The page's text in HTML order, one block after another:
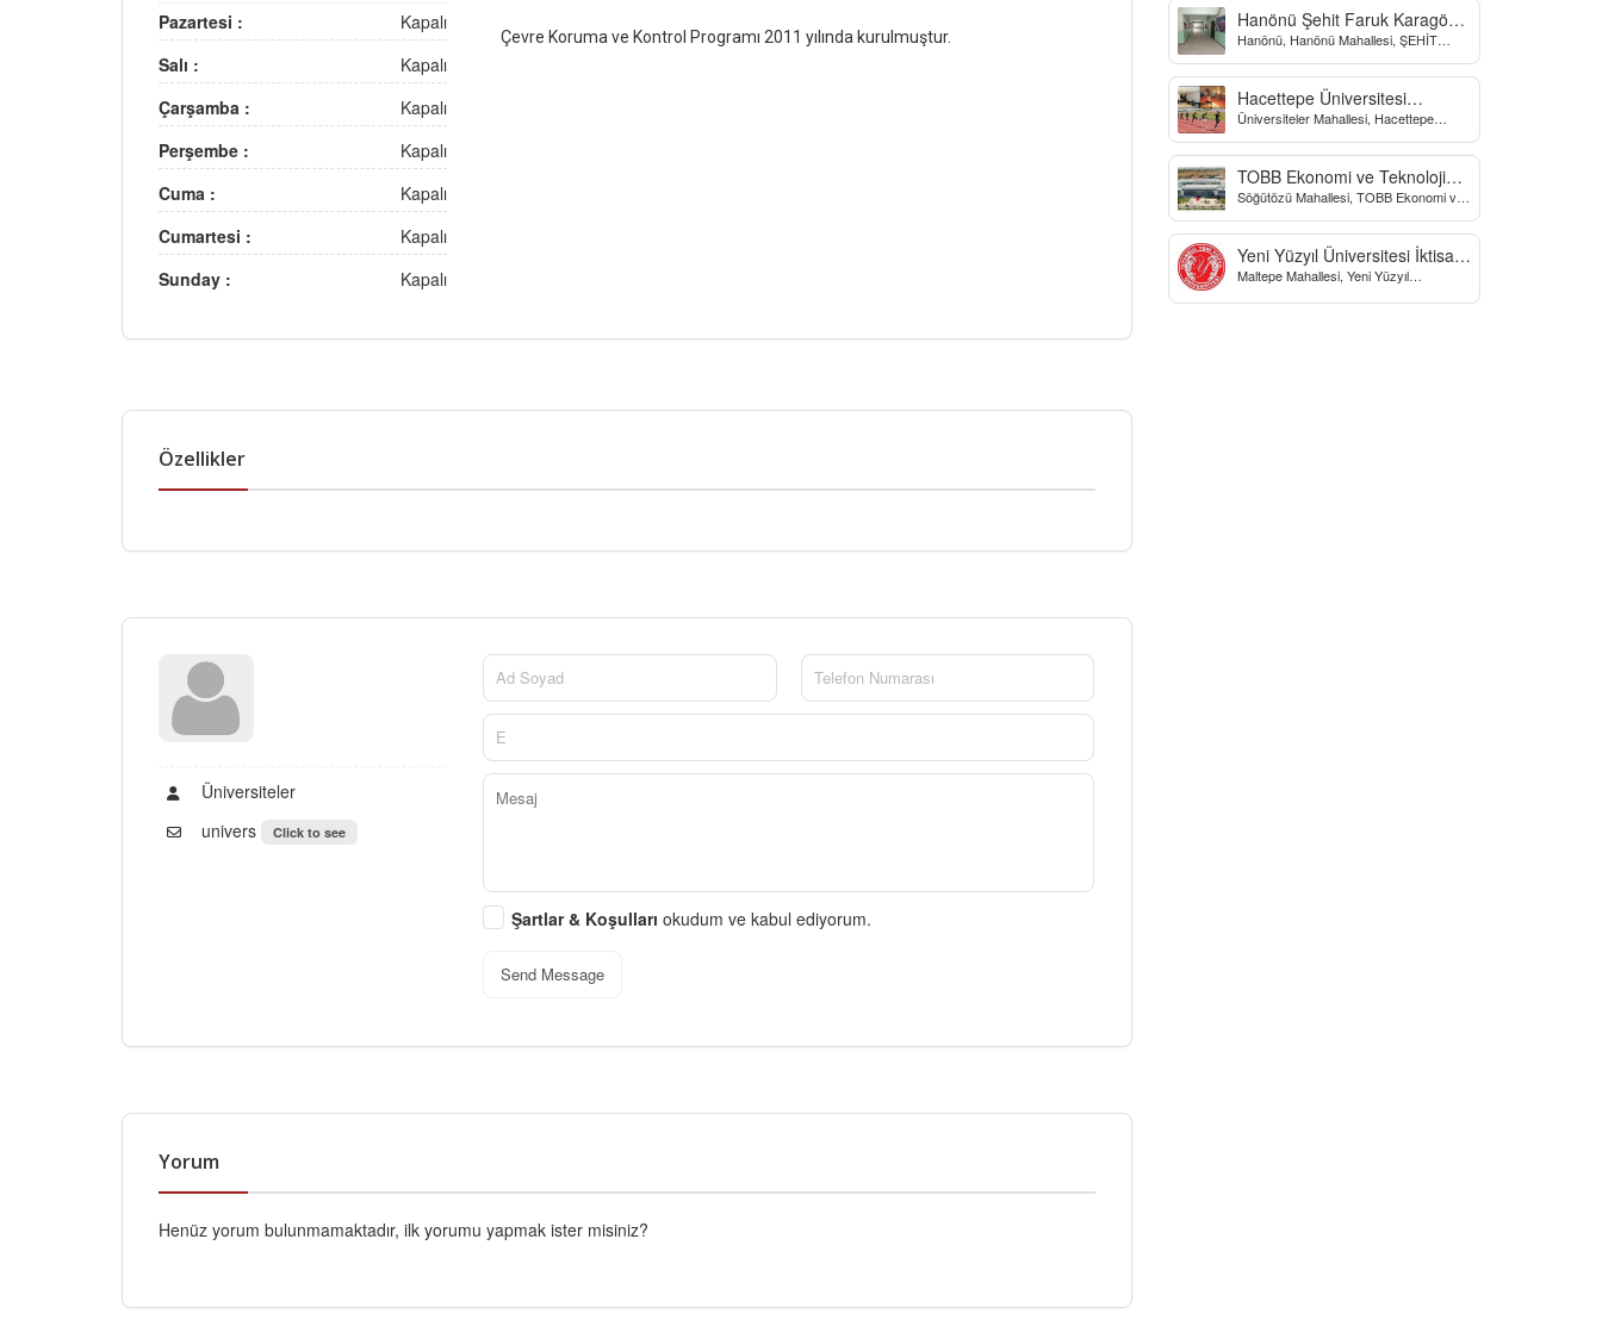
Pazartesi :
Kapalı
Salı :
Kapalı
Çarşamba :
Kapalı
Perşembe :
Kapalı
Cuma :
Kapalı
Cumartesi :
Kapalı
Sunday :
Kapalı
Çevre Koruma ve Kontrol Programı 2011 yılında kurulmuştur.
Özellikler
Üniversiteler
univers
Click to see
Şartlar & Koşulları okudum ve kabul ediyorum.
Send Message
Yorum
Henüz yorum bulunmamaktadır, ilk yorumu yapmak ister misiniz?
Hanönü Şehit Faruk Karagöz
Yatılı Bölge Ortaokulu
Hanönü, Hanönü Mahallesi, ŞEHİT
Sokak, Kastamonu, Türkiye
Hacettepe Üniversitesi
Biyomekanik Laboratuvarı
Üniversiteler Mahallesi, Hacettepe
Yo, Çankaya/Ankara, Türkiye
TOBB Ekonomi ve Teknoloji
Üniversitesi
Söğütözü Mahallesi, TOBB Ekonomi ve
Caddesi, Ankara, Türkiye
Yeni Yüzyıl Üniversitesi İktisadi
ve İdari Bilimler Fakültesi
Maltepe Mahallesi, Yeni Yüzyıl